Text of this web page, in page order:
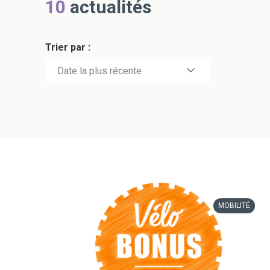
10 actualités
Trier par :
Date la plus récente
MOBILITÉ